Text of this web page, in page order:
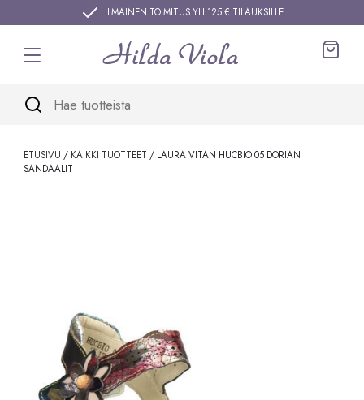
ILMAINEN TOIMITUS YLI 125 € TILAUKSILLE
ETUSIVU / KAIKKI TUOTTEET / LAURA VITAN HUCBIO 05 DORIAN
SANDAALIT